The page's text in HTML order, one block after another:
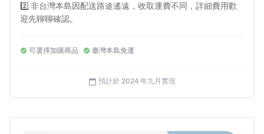
2️⃣ 非台灣本島因配送路途遙遠，收取運費不同，詳細費用歡
迎先聊聊確認。
可選擇加購商品 臺灣本島免運
calendar_today 預計於 2024 年九月實現